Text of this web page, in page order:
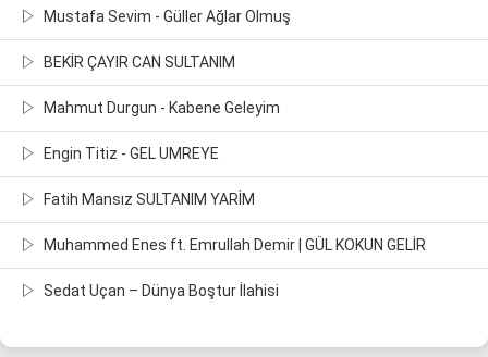
Mustafa Sevim - Güller Ağlar Olmuş
BEKİR ÇAYIR CAN SULTANIM
Mahmut Durgun - Kabene Geleyim
Engin Titiz - GEL UMREYE
Fatih Mansız SULTANIM YARİM
Muhammed Enes ft. Emrullah Demir | GÜL KOKUN GELİR
Sedat Uçan – Dünya Boştur İlahisi